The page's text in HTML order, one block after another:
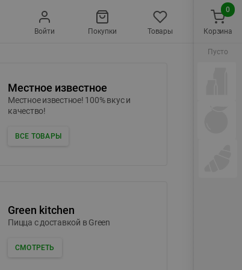
Войти Покупки Товары
Местное известное
Местное известное! 100% вкус и
качество!
ВСЕ ТОВАРЫ
Green kitchen
Пицца c доставкой в Green
СМОТРЕТЬ
Корзина
0
Пусто